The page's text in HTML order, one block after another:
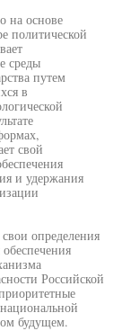
на основе
политической
среды
путем
в
свой
и удержания
определения
Российской
будущем.